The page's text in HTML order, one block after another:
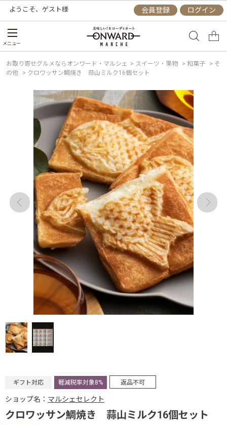
ようこそ、 ゲスト様 会員登録 ログイン
メニュー
お取り寄せグルメならオンワード・マルシェ > スイーツ・果物 > 和菓子 > そ
の他
> クロワッサン鯛焼き 蒜山ミルク16個セット
ギフト対応 軽減税率対象8% 返品不可
ショップ名： マルシェセレクト
クロワッサン鯛焼き 蒜山ミルク16個セット